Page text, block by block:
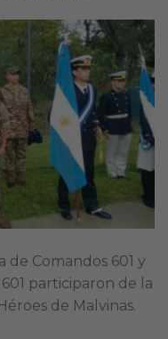
de Comandos 601 y
participaron de la
de Malvinas.